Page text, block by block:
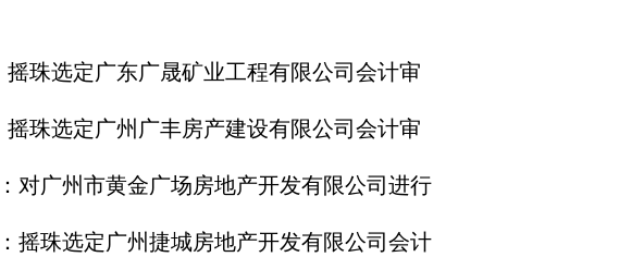
珠选定广东广晟矿业工程有限公司会计审
珠选定广州广丰房产建设有限公司会计审
对广州市黄金广场房地产开发有限公司进行
摇珠选定广州捷城房地产开发有限公司会计